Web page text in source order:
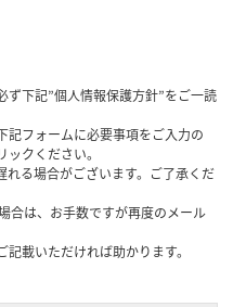
ず下記”個人情報保護方針”をご一読
記フォームに必要事項をご入力の
クください。
れる場合がございます。ご了承くだ
合は、お手数ですが再度のメール
載いただければ助かります。